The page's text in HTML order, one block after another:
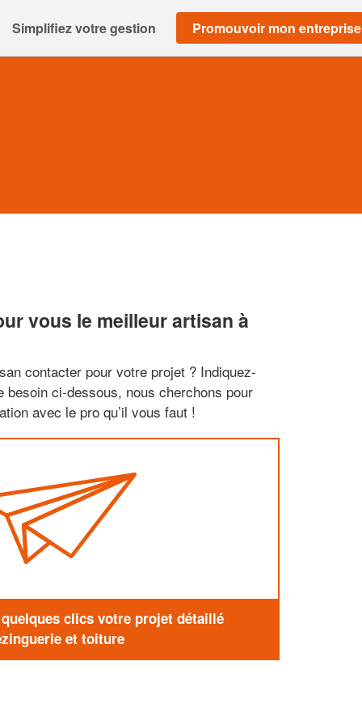
Simplifiez votre gestion Promouvoir mon entreprise
vous le meilleur artisan à
contacter pour votre projet ? Indiquez-
besoin ci-dessous, nous cherchons pour
avec le pro qu’il vous faut !
clics votre projet détaillé
et toiture